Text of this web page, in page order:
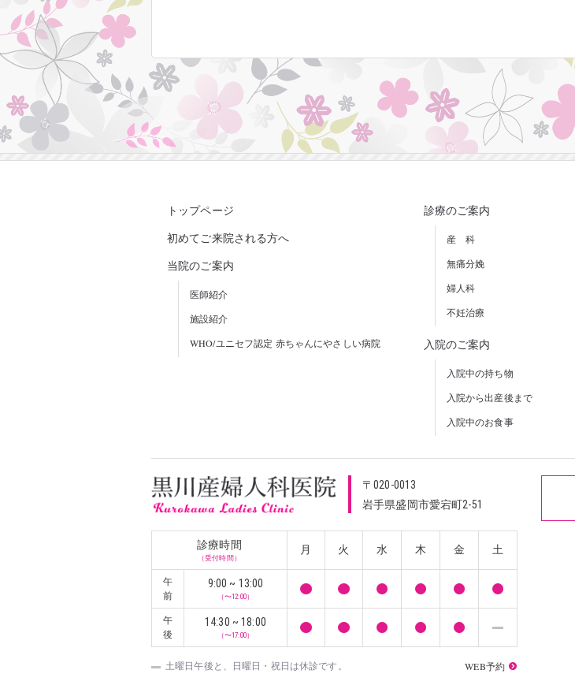
トップページ
初めてご来院される方へ
当院のご案内
医師紹介
施設紹介
WHO/ユニセフ認定 赤ちゃんにやさしい病院
診療のご案内
産 科
無痛分娩
婦人科
不妊治療
入院のご案内
入院中の持ち物
入院から出産後まで
入院中のお食事
〒020-0013
岩手県盛岡市愛宕町2-51
診療時間
（受付時間）
月 火 水 木 金 土
午
前
9:00 ~ 13:00
（〜12:00）
午
後
14:30 ~ 18:00
（〜17:00）
土曜日午後と、日曜日・祝日は休診です。 WEB予約